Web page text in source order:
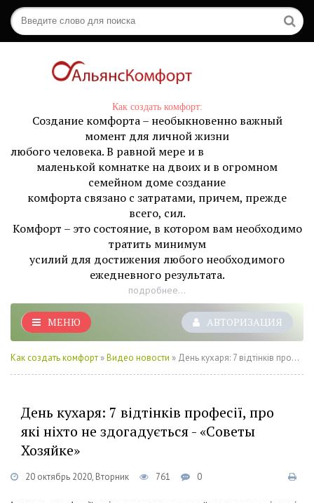
Как создать комфорт:
Создание комфорта – необыкновенно важный
момент для личной жизни
любого человека. В равной мере и в
маленькой комнатке на двоих и в огромном
семейном доме создание
комфорта связано с затратами, причем, прежде
всего, сил.
Комфорт – это состояние, в котором вам необходимо
тратить минимум
усилий для достижения любого необходимого
ежедневного результата.
подробнее...
АВТОРИЗАЦИЯ
МЕНЮ
Как создать комфорт »Видео новости » День кухаря: 7 відтінків професії, про які ніхто не здогадується - «Советы Хозяйке»
День кухаря: 7 відтінків професії, про
які ніхто не здогадується - «Советы
Хозяйке»
20 октябрь 2020, Вторник 761 0